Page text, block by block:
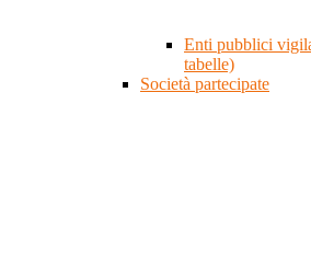
Enti pubblici
tabelle)
Società partecipate